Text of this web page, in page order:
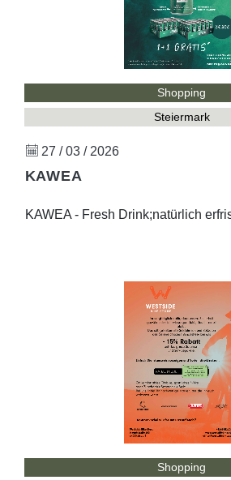
Shopping
Steiermark
27 / 03 / 2026
KAWEA
KAWEA - Fresh Drink;natürlich
Shopping